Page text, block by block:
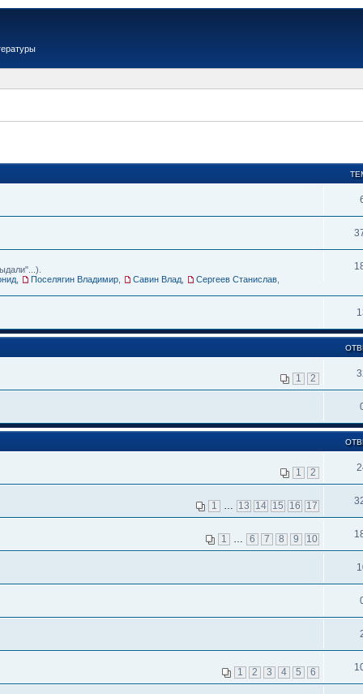
Поселягин Владимир Савин Влад Сергеев Станислав
1 2
1 2
1 … 13 14 15 16 17
1 … 6 7 8 9 10
1 2 3 4 5 6